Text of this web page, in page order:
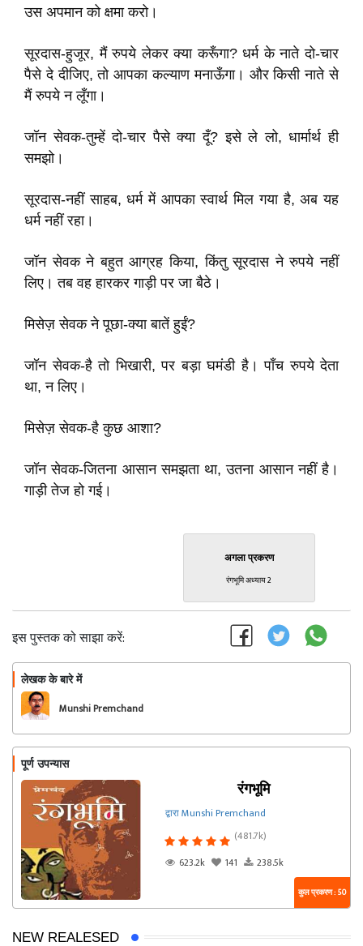
उस अपमान को क्षमा करो।
सूरदास-हुजूर, मैं रुपये लेकर क्या करूँगा? धर्म के नाते दो-चार
पैसे दे दीजिए, तो आपका कल्याण मनाऊँगा। और किसी नाते से
मैं रुपये न लूँगा।
जॉन सेवक-तुम्हें दो-चार पैसे क्या दूँ? इसे ले लो, धार्मार्थ ही
समझो।
सूरदास-नहीं साहब, धर्म में आपका स्वार्थ मिल गया है, अब यह
धर्म नहीं रहा।
जॉन सेवक ने बहुत आग्रह किया, किंतु सूरदास ने रुपये नहीं
लिए। तब वह हारकर गाड़ी पर जा बैठे।
मिसेज़ सेवक ने पूछा-क्या बातें हुईं?
जॉन सेवक-है तो भिखारी, पर बड़ा घमंडी है। पाँच रुपये देता
था, न लिए।
मिसेज़ सेवक-है कुछ आशा?
जॉन सेवक-जितना आसान समझता था, उतना आसान नहीं है।
गाड़ी तेज हो गई।
अगला प्रकरण
रंगभूमि अध्याय 2
इस पुस्तक को साझा करें:
लेखक के बारे में
Munshi Premchand
पूर्ण उपन्यास
रंगभूमि
द्वारा Munshi Premchand
(481.7k)
623.2k
141 238.5k
कुल प्रकरण : 50
NEW REALESED